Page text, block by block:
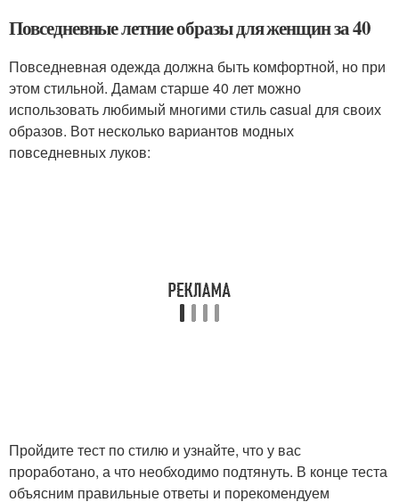
Повседневные летние образы для женщин за 40
Повседневная одежда должна быть комфортной, но при
этом стильной. Дамам старше 40 лет можно
использовать любимый многими стиль casual для своих
образов. Вот несколько вариантов модных
повседневных луков:
Пройдите тест по стилю и узнайте, что у вас
проработано, а что необходимо подтянуть. В конце теста
объясним правильные ответы и порекомендуем